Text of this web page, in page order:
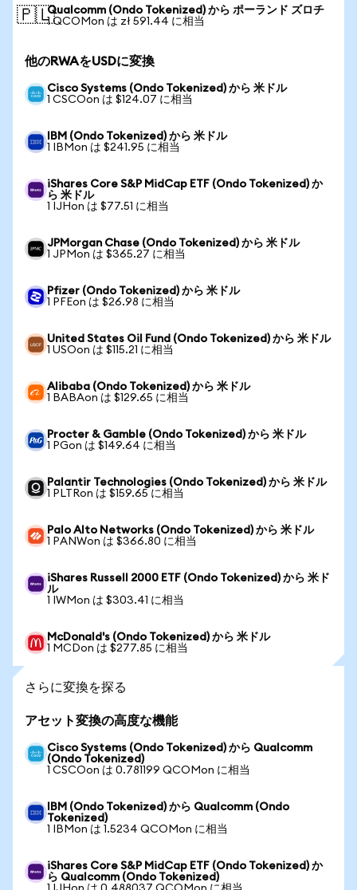
🇵🇱Qualcomm (Ondo Tokenized) から ポーランド ズロチ
1 QCOMon は zł 591.44 に相当
他のRWAをUSDに変換
Cisco Systems (Ondo Tokenized) から 米ドル
1 CSCOon は $124.07 に相当
IBM (Ondo Tokenized) から 米ドル
1 IBMon は $241.95 に相当
iShares Core S&P MidCap ETF (Ondo Tokenized) か
ら 米ドル
1 IJHon は $77.51 に相当
JPMorgan Chase (Ondo Tokenized) から 米ドル
1 JPMon は $365.27 に相当
Pfizer (Ondo Tokenized) から 米ドル
1 PFEon は $26.98 に相当
United States Oil Fund (Ondo Tokenized) から 米ドル
1 USOon は $115.21 に相当
Alibaba (Ondo Tokenized) から 米ドル
1 BABAon は $129.65 に相当
Procter & Gamble (Ondo Tokenized) から 米ドル
1 PGon は $149.64 に相当
Palantir Technologies (Ondo Tokenized) から 米ドル
1 PLTRon は $159.65 に相当
Palo Alto Networks (Ondo Tokenized) から 米ドル
1 PANWon は $366.80 に相当
iShares Russell 2000 ETF (Ondo Tokenized) から 米ド
ル
1 IWMon は $303.41 に相当
McDonald's (Ondo Tokenized) から 米ドル
1 MCDon は $277.85 に相当
さらに変換を探る
アセット変換の高度な機能
Cisco Systems (Ondo Tokenized) から Qualcomm
(Ondo Tokenized)
1 CSCOon は 0.781199 QCOMon に相当
IBM (Ondo Tokenized) から Qualcomm (Ondo
Tokenized)
1 IBMon は 1.5234 QCOMon に相当
iShares Core S&P MidCap ETF (Ondo Tokenized) か
ら Qualcomm (Ondo Tokenized)